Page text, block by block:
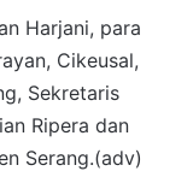
Harjani, para
Cikeusal,
Sekretaris
Ripera dan
Serang.(adv)